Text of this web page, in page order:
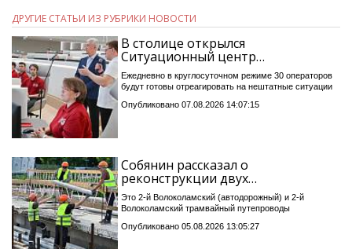
ДРУГИЕ СТАТЬИ ИЗ РУБРИКИ НОВОСТИ
В столице открылся
Ситуационный центр…
Ежедневно в круглосуточном режиме 30 операторов
будут готовы отреагировать на нештатные ситуации
Опубликовано 07.08.2026 14:07:15
Собянин рассказал о
реконструкции двух…
Это 2-й Волоколамский (автодорожный) и 2-й
Волоколамский трамвайный путепроводы
Опубликовано 05.08.2026 13:05:27